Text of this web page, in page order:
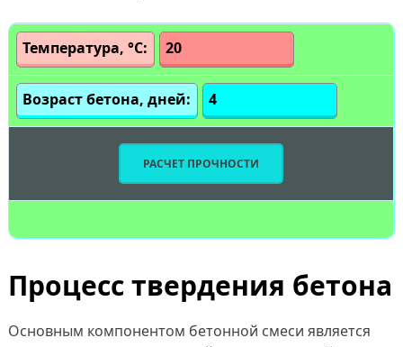
Температура, °С:
Возраст бетона, дней:
РАСЧЕТ ПРОЧНОСТИ
Процесс твердения бетона
Основным компонентом бетонной смеси является